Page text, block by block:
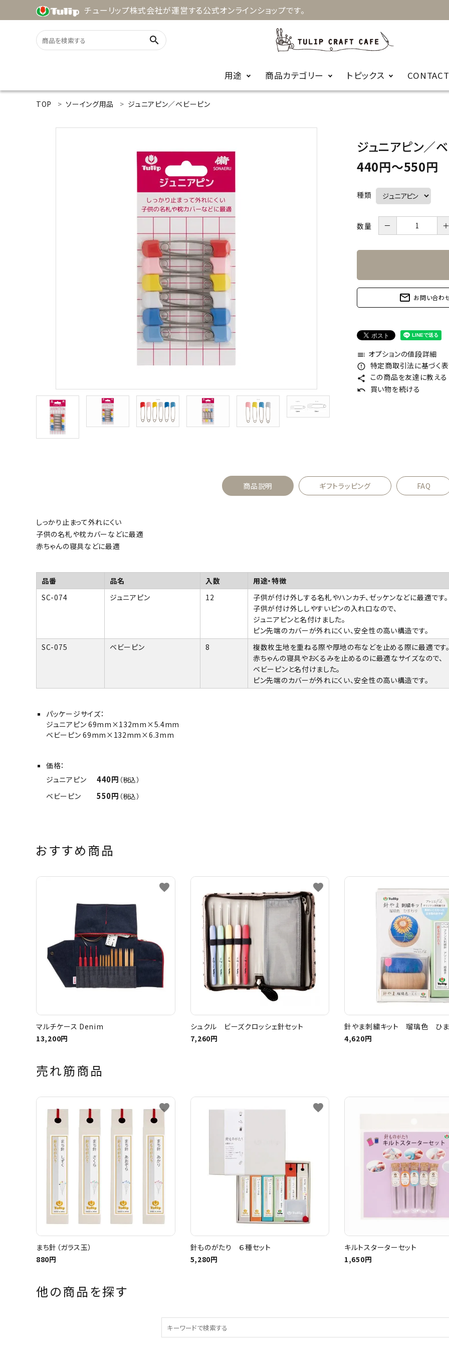
チューリップ株式会社が運営する公式オンラインショップです。
search
用途
ビーズ
商品カテゴリー
レース針
トピックス
商品に関するＦ
ＡＱ
CONTACT
ACCOUNT MENU
TOP ソーイング用品 ジュニアピン／ベビーピン
ジュニアピン／
440円〜550円
種類
数量 －
mail_outline お問い合わ
toc オプションの値段詳細
error_outline 特定商取引法に基づく
share この商品を友達に教える
undo 買い物を続ける
商品説明 ギフトラッピング FAQ
しっかり止まって外れにくい
子供の名札や枕カバーなどに最適
赤ちゃんの寝具などに最適
品番 品名 入数
用途・特徴
SC-074
ジュニアピン 12
子供が付け外しする名札やハンカチ、ゼッケンなどに最適です。
子供が付け外ししやすいピンの入れ口なので、
ジュニアピンと名付けました。
ピン先端のカバーが外れにくい、安全性の高い構造です。
SC-075
ベビーピン 8
複数枚生地を重ねる際や厚地の布などを止める際に最適です
赤ちゃんの寝具やおくるみを止めるのに最適なサイズなので、
ベビーピンと名付けました。
ピン先端のカバーが外れにくい、安全性の高い構造です。
パッケージサイズ：
ジュニアピン 69mm×132mm×5.4mm
ベビーピン 69mm×132mm×6.3mm
価格：
ジュニアピン
440円 （税込）
ベビーピン 550円 （税込）
おすすめ商品
マルチケース Denim
13,200円
favorite
シュクル ビーズクロッシェ針セット
7,260円
favorite
針やま刺繍キット 瑠璃色 ひ
4,620円
売れ筋商品
まち針（ガラス玉）
880円
favorite
針ものがたり ６種セット
5,280円
favorite
キルトスターターセット
1,650円
他の商品を探す